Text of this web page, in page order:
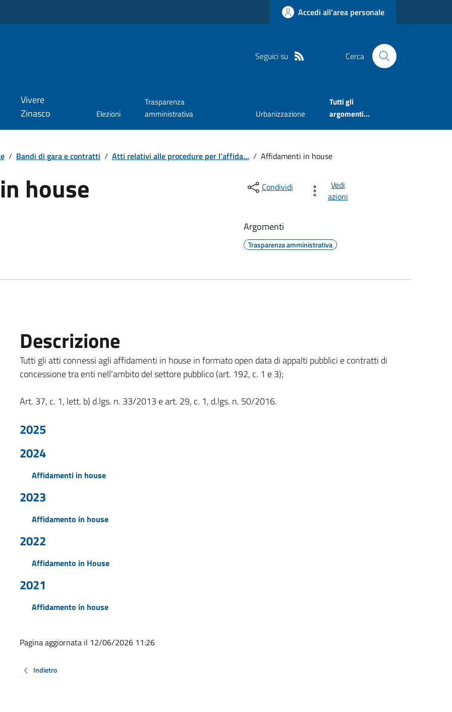
Accedi all'area personale
Seguici su Cerca
Vivere
Zinasco
Elezioni
Trasparenza
amministrativa
Urbanizzazione
Tutti gli
argomenti...
/ Bandi di gara e contratti / Atti relativi alle procedure per l’affida... / Affidamenti in house
house Condividi
Vedi
azioni
Argomenti
Trasparenza amministrativa
Descrizione
Tutti gli atti connessi agli affidamenti in house in formato open data di appalti pubblici e contratti di
concessione tra enti nell'ambito del settore pubblico (art. 192, c. 1 e 3);
Art. 37, c. 1, lett. b) d.lgs. n. 33/2013 e art. 29, c. 1, d.lgs. n. 50/2016.
2025
2024
Affidamenti in house
2023
Affidamento in house
2022
Affidamento in House
2021
Affidamento in house
Pagina aggiornata il 12/06/2026 11:26
Indietro